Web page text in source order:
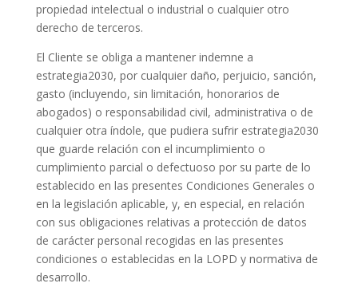
propiedad intelectual o industrial o cualquier otro
derecho de terceros.
El Cliente se obliga a mantener indemne a
estrategia2030, por cualquier daño, perjuicio, sanción,
gasto (incluyendo, sin limitación, honorarios de
abogados) o responsabilidad civil, administrativa o de
cualquier otra índole, que pudiera sufrir estrategia2030
que guarde relación con el incumplimiento o
cumplimiento parcial o defectuoso por su parte de lo
establecido en las presentes Condiciones Generales o
en la legislación aplicable, y, en especial, en relación
con sus obligaciones relativas a protección de datos
de carácter personal recogidas en las presentes
condiciones o establecidas en la LOPD y normativa de
desarrollo.